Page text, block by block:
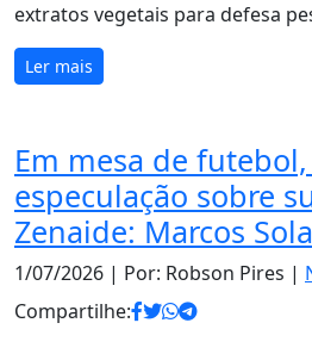
extratos vegetais para defesa
Ler mais
Em mesa de
especulação sobre
Zenaide: Marcos
1/07/2026 | Por: Robson Pires |
Compartilhe: